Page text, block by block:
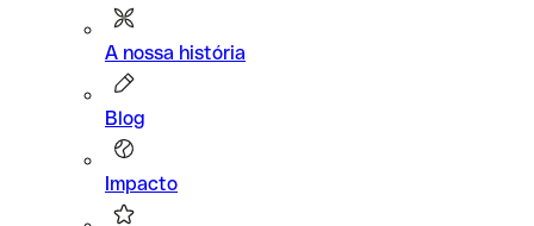
A nossa história
Blog
Impacto